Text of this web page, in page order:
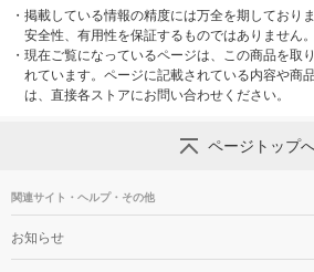
・ 掲載している情報の精度には万全を期しており
安全性、有用性を保証するものではありません。
・ 現在ご覧になっているページは、この商品を取
れています。ページに記載されている内容や商
は、直接各ストアにお問い合わせください。
ページトップ
関連サイト・ヘルプ・その他
お知らせ